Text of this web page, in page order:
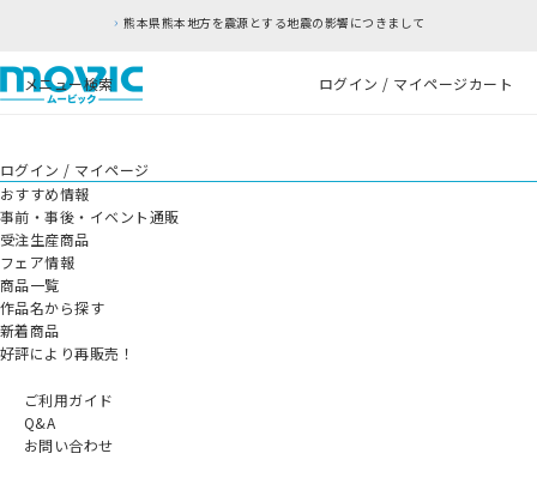
熊本県熊本地方を震源とする地震の影響につきまして
メニュー検索 ログイン / マイページカート
ログイン / マイページ
おすすめ情報
事前・事後・イベント通販
受注生産商品
フェア情報
商品一覧
作品名から探す
新着商品
好評により再販売！
ご利用ガイド
Q&A
お問い合わせ